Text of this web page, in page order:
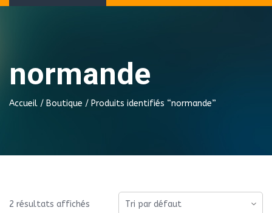
normande
Accueil / Boutique / Produits identifiés “normande”
2 résultats affichés